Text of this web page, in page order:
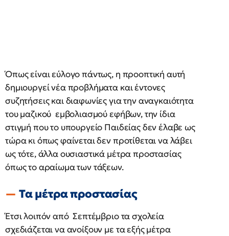
Όπως είναι εύλογο πάντως, η προοπτική αυτή
δημιουργεί νέα προβλήματα και έντονες
συζητήσεις και διαφωνίες για την αναγκαιότητα
του μαζικού εμβολιασμού εφήβων, την ίδια
στιγμή που το υπουργείο Παιδείας δεν έλαβε ως
τώρα κι όπως φαίνεται δεν προτίθεται να λάβει
ως τότε, άλλα ουσιαστικά μέτρα προστασίας
όπως το αραίωμα των τάξεων.
Τα μέτρα προστασίας
Έτσι λοιπόν από Σεπτέμβριο τα σχολεία
σχεδιάζεται να ανοίξουν με τα εξής μέτρα